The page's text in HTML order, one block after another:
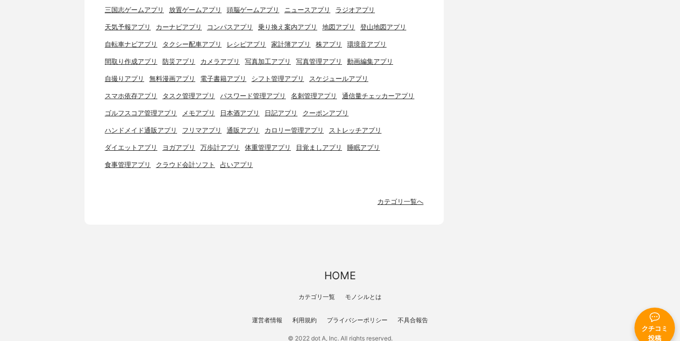
クチコミ
投稿
三国志ゲームアプリ 放置ゲームアプリ 頭脳ゲームアプリ ニュースアプリ ラジオアプリ
天気予報アプリ カーナビアプリ コンパスアプリ 乗り換え案内アプリ 地図アプリ 登山地図アプリ
自転車ナビアプリ タクシー配車アプリ レシピアプリ 家計簿アプリ 株アプリ 環境音アプリ
間取り作成アプリ 防災アプリ カメラアプリ 写真加工アプリ 写真管理アプリ 動画編集アプリ
自撮りアプリ 無料漫画アプリ 電子書籍アプリ シフト管理アプリ スケジュールアプリ
スマホ依存アプリ タスク管理アプリ パスワード管理アプリ 名刺管理アプリ 通信量チェッカーアプリ
ゴルフスコア管理アプリ メモアプリ 日本酒アプリ 日記アプリ クーポンアプリ
ハンドメイド通販アプリ フリマアプリ 通販アプリ カロリー管理アプリ ストレッチアプリ
ダイエットアプリ ヨガアプリ 万歩計アプリ 体重管理アプリ 目覚ましアプリ 睡眠アプリ
食事管理アプリ クラウド会計ソフト 占いアプリ
カテゴリ一覧へ
HOME
カテゴリ一覧 モノシルとは
運営者情報 利用規約 プライバシーポリシー 不具合報告
© 2022 dot A, Inc. All rights reserved.